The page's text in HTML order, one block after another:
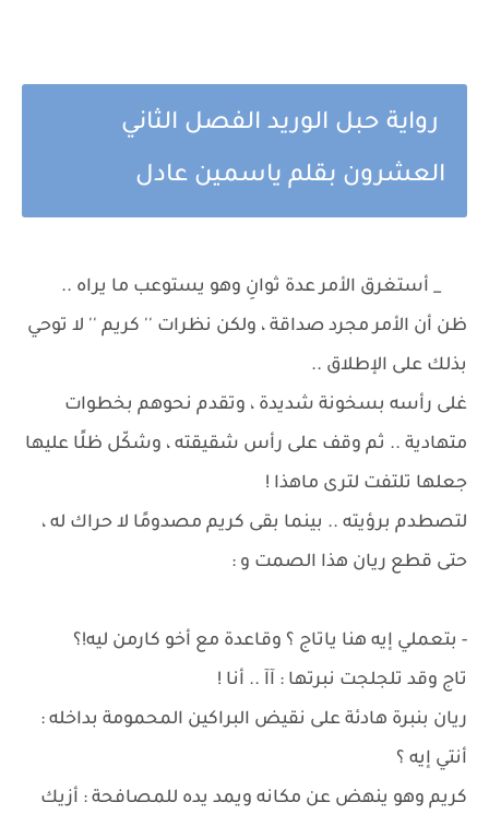
رواية حبل الوريد الفصل الثاني
العشرون بقلم ياسمين عادل
_ أستغرق الأمر عدة ثوانِ وهو يستوعب ما يراه ..
ظن أن الأمر مجرد صداقة ، ولكن نظرات '' كريم '' لا توحي
بذلك على الإطلاق ..
غلى رأسه بسخونة شديدة ، وتقدم نحوهم بخطوات
متهادية .. ثم وقف على رأس شقيقته ، وشكّل ظلًا عليها
جعلها تلتفت لترى ماهذا !
لتصطدم برؤيته .. بينما بقى كريم مصدومًا لا حراك له ،
حتى قطع ريان هذا الصمت و :
- بتعملي إيه هنا ياتاج ؟ وقاعدة مع أخو كارمن ليه!؟
تاج وقد تلجلجت نبرتها : آآ .. أنا !
ريان بنبرة هادئة على نقيض البراكين المحمومة بداخله :
أنتي إيه ؟
كريم وهو ينهض عن مكانه ويمد يده للمصافحة : أزيك